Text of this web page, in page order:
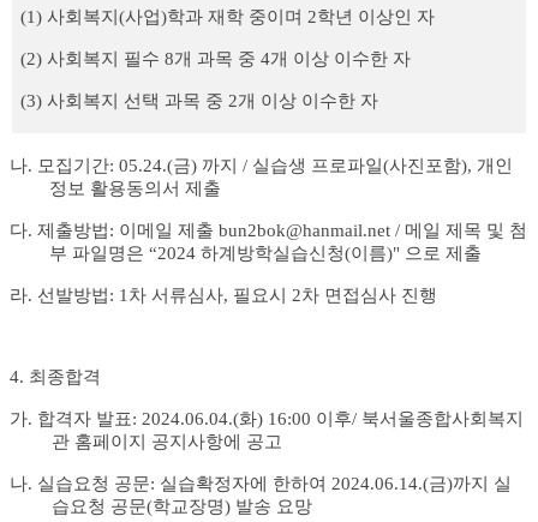
(1) 사회복지 (사업)학과 재학 중이며 2학년 이상인 자
(2) 사회복지 필수 8개 과목 중 4개 이상 이수한 자
(3) 사회복지 선택 과목 중 2개 이상 이수한 자
나. 모집기간: 05.24.(금) 까지 / 실습생 프로파일(사진포함), 개인
정보 활용동의서 제출
다. 제출방법: 이메일 제출 bun2bok@hanmail.net / 메일 제목 및 첨
부 파일명은 “2024 하계방학실습신청(이름)" 으로 제출
라. 선발방법: 1 차 서류심사, 필요시 2차 면접심사 진행
4. 최종합격
가. 합격자 발표: 2024.06.04.(화) 16:00 이후/ 북서울종합사회복지
관 홈페이지 공지사항에 공고
나. 실습요청 공문: 실습확정자에 한하여 2024.06.14.(금)까지 실
습요청 공문(학교장명) 발송 요망